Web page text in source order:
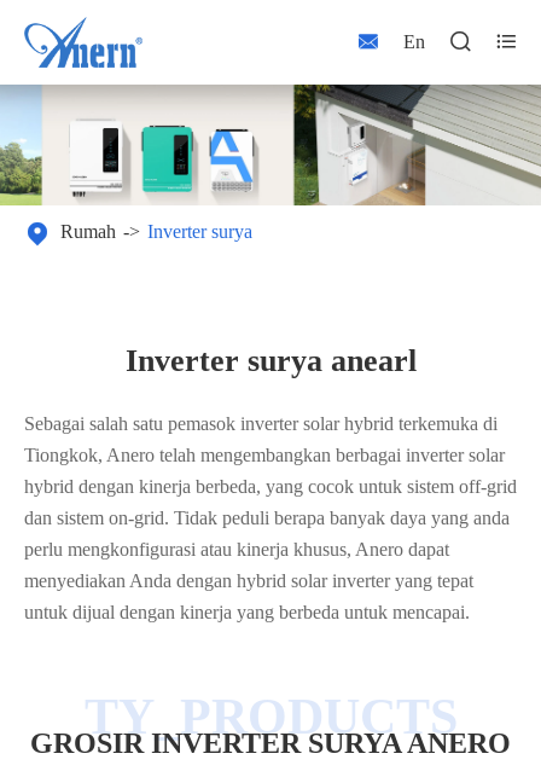
 En  
 Rumah Inverter surya
Inverter surya anearl
Sebagai salah satu pemasok inverter solar hybrid terkemuka di
Tiongkok, Anero telah mengembangkan berbagai inverter solar
hybrid dengan kinerja berbeda, yang cocok untuk sistem off-grid
dan sistem on-grid. Tidak peduli berapa banyak daya yang anda
perlu mengkonfigurasi atau kinerja khusus, Anero dapat
menyediakan Anda dengan hybrid solar inverter yang tepat
untuk dijual dengan kinerja yang berbeda untuk mencapai.
GROSIR INVERTER SURYA ANERO